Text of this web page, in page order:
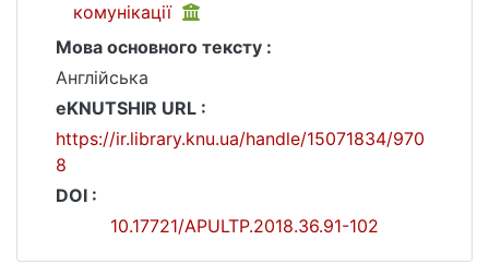
комунікації
Мова основного тексту :
Англійська
eKNUTSHIR URL :
https://ir.library.knu.ua/handle/15071834/970
8
DOI :
10.17721/APULTP.2018.36.91-102